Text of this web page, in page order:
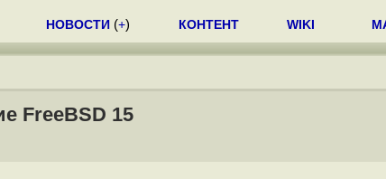
НОВОСТИ (+) КОНТЕНТ WIKI
FreeBSD 15